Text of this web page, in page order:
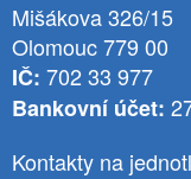
Mišákova 326/15
Olomouc 779 00
IČ: 702 33 977
Bankovní účet:
Kontakty na